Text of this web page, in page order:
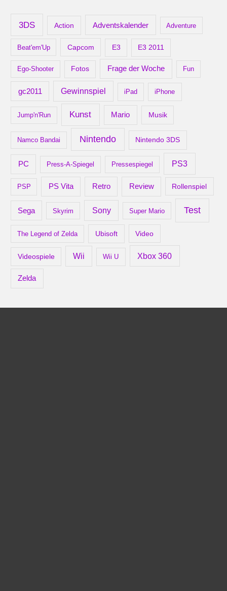
3DS Action Adventskalender Adventure
Beat'em'Up Capcom E3 E3 2011
Ego-Shooter Fotos Frage der Woche Fun
gc2011 Gewinnspiel iPad iPhone
Jump'n'Run Kunst Mario Musik
Namco Bandai Nintendo Nintendo 3DS
PC Press-A-Spiegel Pressespiegel PS3
PSP PS Vita Retro Review Rollenspiel
Sega Skyrim Sony Super Mario Test
The Legend of Zelda Ubisoft Video
Videospiele Wii Wii U Xbox 360
Zelda